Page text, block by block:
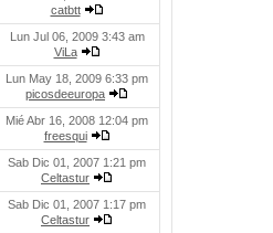
catbtt
Lun Jul 06, 2009 3:43 am
ViLa
Lun May 18, 2009 6:33 pm
picosdeeuropa
Mié Abr 16, 2008 12:04 pm
freesqui
Sab Dic 01, 2007 1:21 pm
Celtastur
Sab Dic 01, 2007 1:17 pm
Celtastur